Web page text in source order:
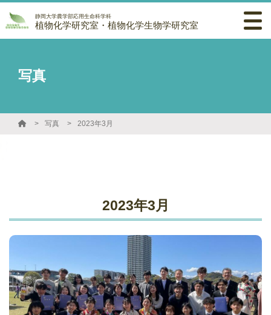
静岡大学農学部応用生命科学科
植物化学研究室・植物化学生物学研究室
写真
写真 2023年3月
2023年3月